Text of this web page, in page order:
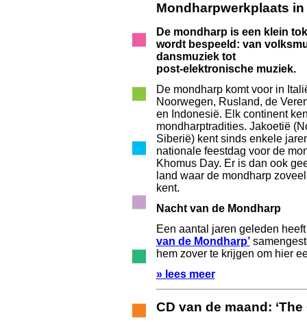
Mondharpwerkplaats
De mondharp is een klein
wordt bespeeld: van
dansmuziek tot
post-elektronische muziek.
De mondharp komt voor in
Noorwegen, Rusland, de
en Indonesië. Elk continent
mondharptradities. Jakoetië
Siberië) kent sinds enkele
nationale feestdag voor de
Khomus Day. Er is dan ook
land waar de mondharp
kent.
Nacht van de Mondharp
Een aantal jaren geleden
van de Mondharp’
hem zover te krijgen om hier
» lees meer
CD van de maand: